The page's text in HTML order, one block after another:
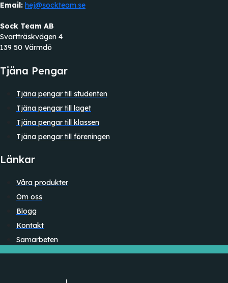
Email: hej@sockteam.se
Sock Team AB
Svartträskvägen 4
139 50 Värmdö
Tjäna Pengar
Tjäna pengar till studenten
Tjäna pengar till laget
Tjäna pengar till klassen
Tjäna pengar till föreningen
Länkar
Våra produkter
Om oss
Blogg
Kontakt
Samarbeten